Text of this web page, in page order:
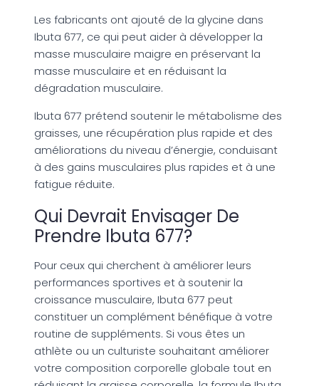
Les fabricants ont ajouté de la glycine dans
Ibuta 677, ce qui peut aider à développer la
masse musculaire maigre en préservant la
masse musculaire et en réduisant la
dégradation musculaire.
Ibuta 677 prétend soutenir le métabolisme des
graisses, une récupération plus rapide et des
améliorations du niveau d’énergie, conduisant
à des gains musculaires plus rapides et à une
fatigue réduite.
Qui Devrait Envisager De
Prendre Ibuta 677?
Pour ceux qui cherchent à améliorer leurs
performances sportives et à soutenir la
croissance musculaire, Ibuta 677 peut
constituer un complément bénéfique à votre
routine de suppléments. Si vous êtes un
athlète ou un culturiste souhaitant améliorer
votre composition corporelle globale tout en